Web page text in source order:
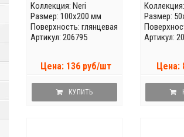
Коллекция: Neri
Размер: 100x200 мм
Поверхность: глянцевая
Артикул: 206795
Цена: 136 руб/шт
КУПИТЬ
Коллекция:
Размер:
Артикул:
Цена: